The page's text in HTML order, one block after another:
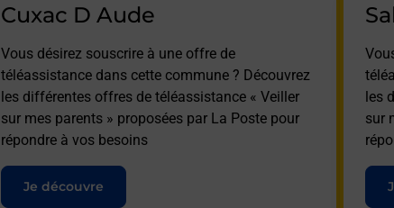
Cuxac D Aude
Vous désirez souscrire à une offre de
téléassistance dans cette commune ? Découvrez
les différentes offres de téléassistance « Veiller
sur mes parents » proposées par La Poste pour
répondre à vos besoins
Je découvre
les
sur